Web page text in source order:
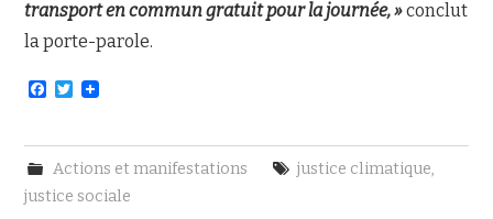
transport en commun gratuit pour la journée, »conclut
la porte-parole.
F
e
b
o
o
T
t
t
e
r
Actions et manifestations justice climatique,
justice sociale